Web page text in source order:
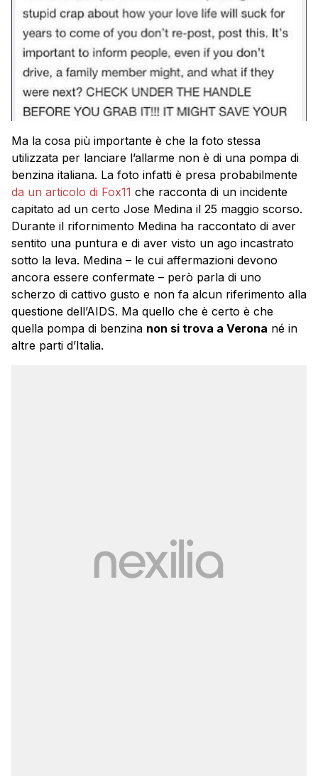
Ma la cosa più importante è che la foto stessa
utilizzata per lanciare l’allarme non è di una pompa di
benzina italiana. La foto infatti è presa probabilmente
da un articolo di Fox11 che racconta di un incidente
capitato ad un certo Jose Medina il 25 maggio scorso.
Durante il rifornimento Medina ha raccontato di aver
sentito una puntura e di aver visto un ago incastrato
sotto la leva. Medina – le cui affermazioni devono
ancora essere confermate – però parla di uno
scherzo di cattivo gusto e non fa alcun riferimento alla
questione dell’AIDS. Ma quello che è certo è che
quella pompa di benzina non si trova a Verona né in
altre parti d’Italia.